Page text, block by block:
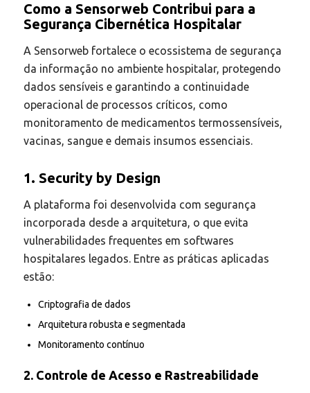
Como a Sensorweb Contribui para a
Segurança Cibernética Hospitalar
A Sensorweb fortalece o ecossistema de segurança
da informação no ambiente hospitalar, protegendo
dados sensíveis e garantindo a continuidade
operacional de processos críticos, como
monitoramento de medicamentos termossensíveis,
vacinas, sangue e demais insumos essenciais.
1. Security by Design
A plataforma foi desenvolvida com segurança
incorporada desde a arquitetura, o que evita
vulnerabilidades frequentes em softwares
hospitalares legados. Entre as práticas aplicadas
estão:
Criptografia de dados
Arquitetura robusta e segmentada
Monitoramento contínuo
2. Controle de Acesso e Rastreabilidade